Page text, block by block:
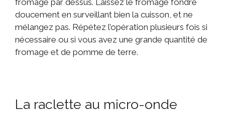
doucement en surveillant bien la cuisson, et ne
mélangez pas. Répétez l’opération plusieurs fois si
nécessaire ou si vous avez une grande quantité de
fromage et de pomme de terre.
La raclette au micro-onde